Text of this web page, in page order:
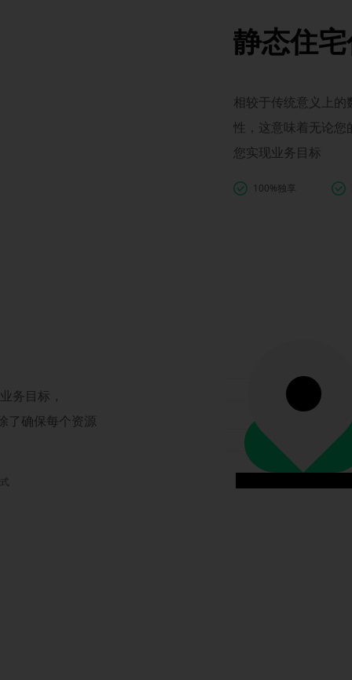
静态住
相较于传统意义上
性，这意味着无论您
您实现业务目标
100%独享
务目标，
了确保每个资源